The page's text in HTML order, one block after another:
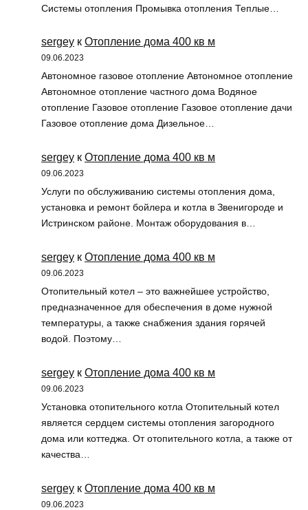
Системы отопления Промывка отопления Теплые…
sergey к Отопление дома 400 кв м
09.06.2023
Автономное газовое отопление Автономное отопление
Автономное отопление частного дома Водяное
отопление Газовое отопление Газовое отопление дачи
Газовое отопление дома Дизельное…
sergey к Отопление дома 400 кв м
09.06.2023
Услуги по обслуживанию системы отопления дома,
установка и ремонт бойлера и котла в Звенигороде и
Истринском районе. Монтаж оборудования в…
sergey к Отопление дома 400 кв м
09.06.2023
Отопительный котел – это важнейшее устройство,
предназначенное для обеспечения в доме нужной
температуры, а также снабжения здания горячей
водой. Поэтому…
sergey к Отопление дома 400 кв м
09.06.2023
Установка отопительного котла Отопительный котел
является сердцем системы отопления загородного
дома или коттеджа. От отопительного котла, а также от
качества…
sergey к Отопление дома 400 кв м
09.06.2023